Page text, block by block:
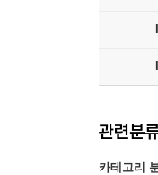
관련분
카테고리